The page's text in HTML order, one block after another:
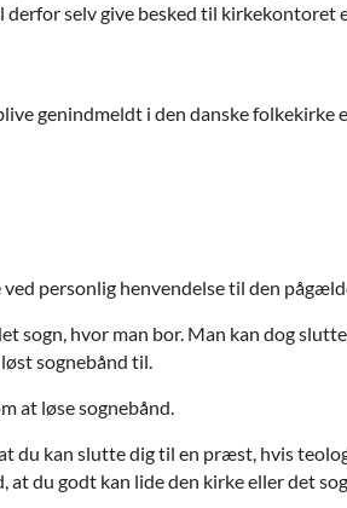
selv give besked til
genindmeldt i den danske folkekirke
personlig henvendelse til den
sogn, hvor man bor. Man kan dog
sognebånd til.
at løse sognebånd.
du kan slutte dig til en præst, hvis
du godt kan lide den kirke eller det